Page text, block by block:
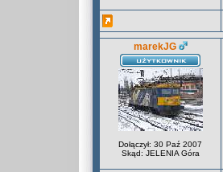
marekJG
Dołączył: 30 Paź 2007
Skąd: JELENIA Góra